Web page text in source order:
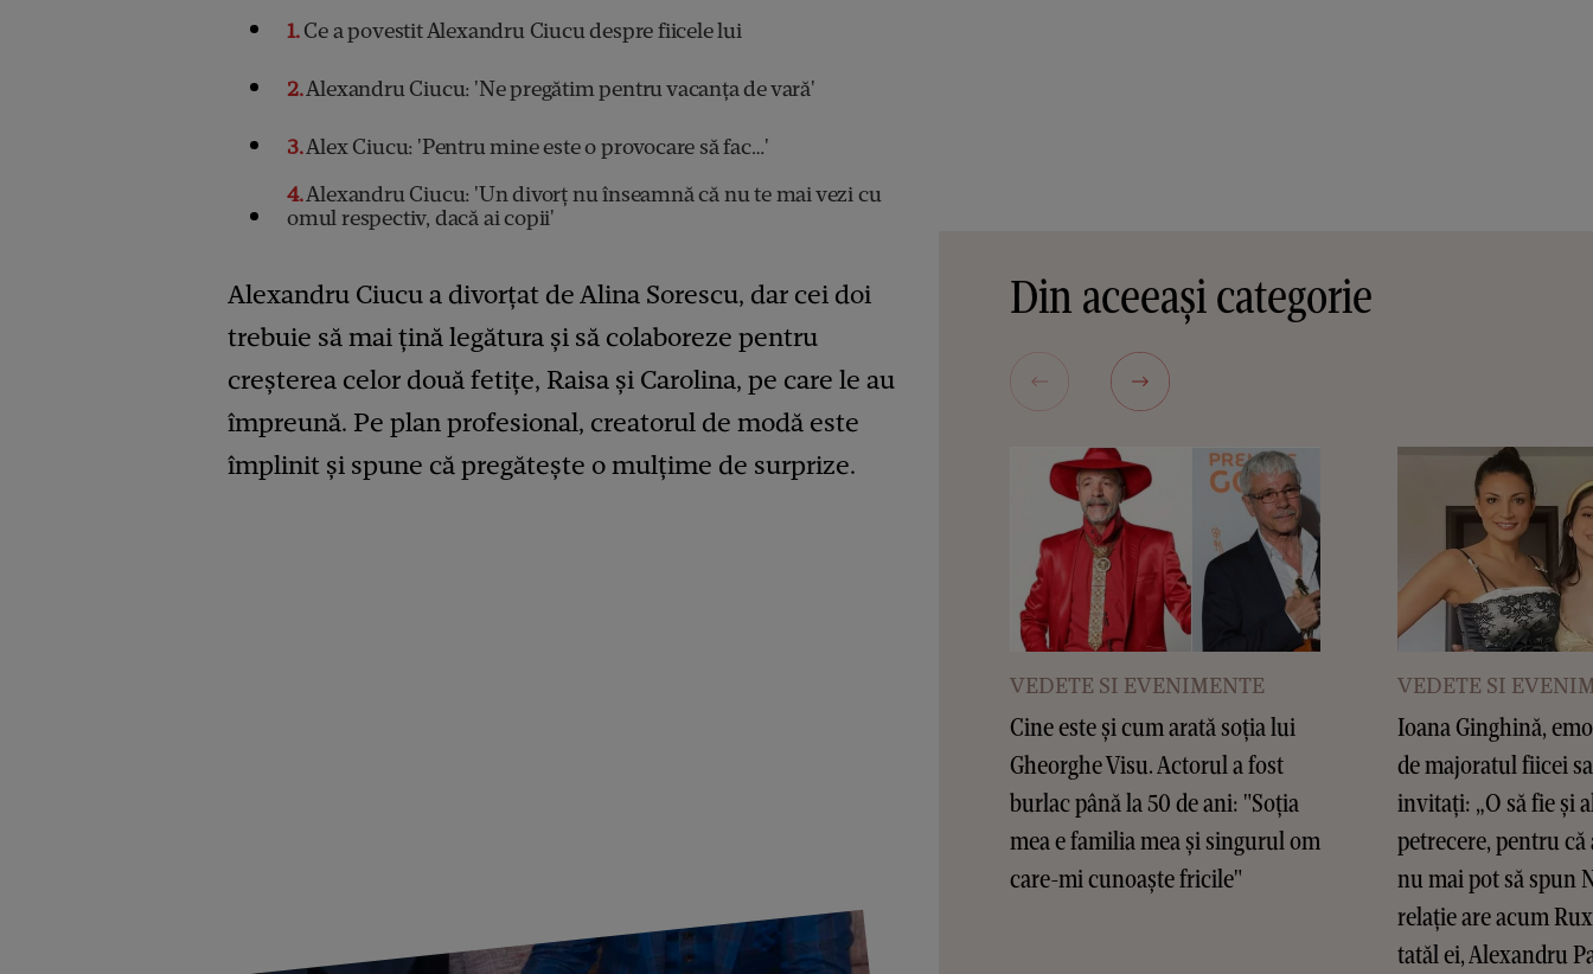
1Ce a povestit Alexandru Ciucu despre fiicele lui
2Alexandru Ciucu: 'Ne pregătim pentru vacanța de vară'
3Alex Ciucu: 'Pentru mine este o provocare să fac…'
4Alexandru Ciucu: 'Un divorț nu înseamnă că nu te mai vezi cu
omul respectiv, dacă ai copii'
Alexandru Ciucu a divorțat de Alina Sorescu, dar cei doi
trebuie să mai țină legătura și să colaboreze pentru
creșterea celor două fetițe, Raisa și Carolina, pe care le au
împreună. Pe plan profesional, creatorul de modă este
împlinit și spune că pregătește o mulțime de surprize.
Din aceeași categorie
VEDETE SI EVENIMENTE
Cine este și cum arată soția lui
Gheorghe Visu. Actorul a fost
burlac până la 50 de ani: "Soția
mea e familia mea și singurul om
care-mi cunoaște fricile"
VEDETE SI
Ioana Ginghină,
de majoratul fiicei
invitați: „O să fie și
petrecere, pentru că
nu mai pot să spun
relație are acum
tatăl ei, Alexandru